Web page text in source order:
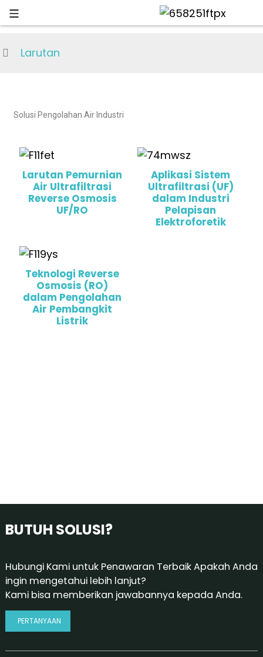
Larutan
Solusi Pengolahan Air Industri
Larutan Pemurnian
Air Ultrafiltrasi
Reverse Osmosis
UF/RO
Aplikasi Sistem
Ultrafiltrasi (UF)
dalam Industri
Pelapisan
Elektroforetik
Teknologi Reverse
Osmosis (RO)
dalam Pengolahan
Air Pembangkit
Listrik
BUTUH SOLUSI?
Hubungi Kami untuk Penawaran Terbaik Apakah Anda
ingin mengetahui lebih lanjut?
Kami bisa memberikan jawabannya kepada Anda.
PERTANYAAN